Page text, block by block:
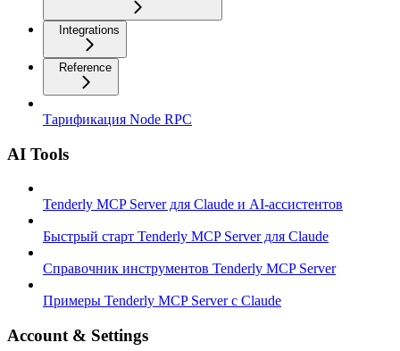
Integrations
Reference
Тарификация Node RPC
AI Tools
Tenderly MCP Server для Claude и AI-ассистентов
Быстрый старт Tenderly MCP Server для Claude
Справочник инструментов Tenderly MCP Server
Примеры Tenderly MCP Server с Claude
Account & Settings